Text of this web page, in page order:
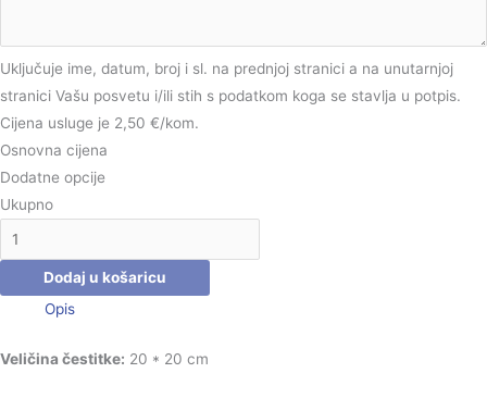
Uključuje ime, datum, broj i sl. na prednjoj stranici a na unutarnjoj
stranici Vašu posvetu i/ili stih s podatkom koga se stavlja u potpis.
Cijena usluge je 2,50 €/kom.
Osnovna cijena
Dodatne opcije
Ukupno
Dodaj u košaricu
Opis
Veličina čestitke: 20 * 20 cm